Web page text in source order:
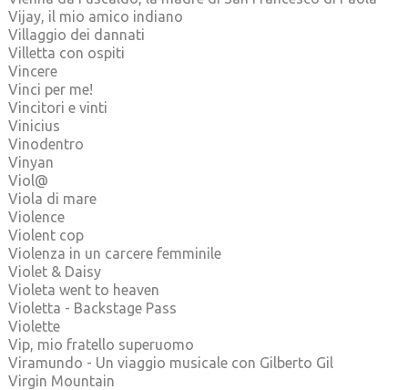
Vijay, il mio amico indiano
Villaggio dei dannati
Villetta con ospiti
Vincere
Vinci per me!
Vincitori e vinti
Vinicius
Vinodentro
Vinyan
Viol@
Viola di mare
Violence
Violent cop
Violenza in un carcere femminile
Violet & Daisy
Violeta went to heaven
Violetta - Backstage Pass
Violette
Vip, mio fratello superuomo
Viramundo - Un viaggio musicale con Gilberto Gil
Virgin Mountain